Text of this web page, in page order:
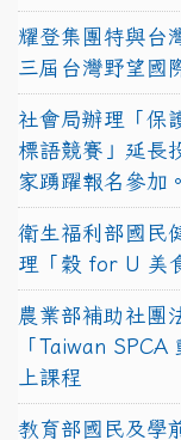
耀登集團特與台
三屆台灣野望國
社會局辦理「保
標語競賽」延長
家踴躍報名參加。
衛生福利部國民
理「穀 for U 美
農業部補助社團
「Taiwan
上課程
教育部國民及學